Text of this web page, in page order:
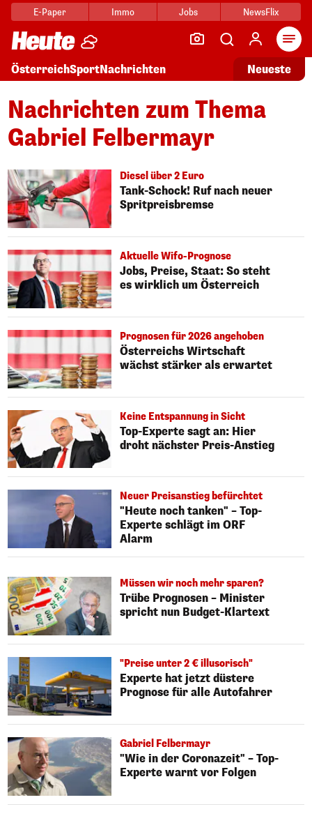
E-Paper Immo Jobs NewsFlix
ÖsterreichSportNachrichten Neueste
Nachrichten zum Thema
Gabriel Felbermayr
Diesel über 2 Euro
Tank-Schock! Ruf nach neuer
Spritpreisbremse
Aktuelle Wifo-Prognose
Jobs, Preise, Staat: So steht
es wirklich um Österreich
Prognosen für 2026 angehoben
Österreichs Wirtschaft
wächst stärker als erwartet
Keine Entspannung in Sicht
Top-Experte sagt an: Hier
droht nächster Preis-Anstieg
Neuer Preisanstieg befürchtet
"Heute noch tanken" – Top-
Experte schlägt im ORF
Alarm
Müssen wir noch mehr sparen?
Trübe Prognosen – Minister
spricht nun Budget-Klartext
"Preise unter 2 € illusorisch"
Experte hat jetzt düstere
Prognose für alle Autofahrer
Gabriel Felbermayr
"Wie in der Coronazeit" – Top-
Experte warnt vor Folgen